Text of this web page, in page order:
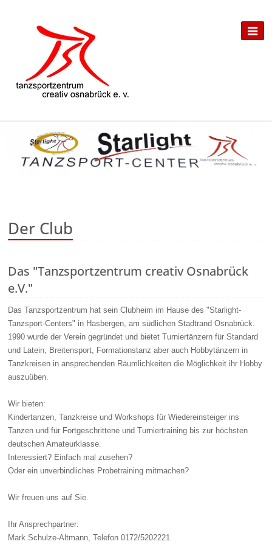
Der Club
Das "Tanzsportzentrum creativ Osnabrück
e.V."
Das Tanzsportzentrum hat sein Clubheim im Hause des "Starlight-
Tanzsport-Centers" in Hasbergen, am südlichen Stadtrand Osnabrück.
1990 wurde der Verein gegründet und bietet Turniertänzern für Standard
und Latein, Breitensport, Formationstanz aber auch Hobbytänzern in
Tanzkreisen in ansprechenden Räumlichkeiten die Möglichkeit ihr Hobby
auszuüben.
Wir bieten:
Kindertanzen, Tanzkreise und Workshops für Wiedereinsteiger ins
Tanzen und für Fortgeschrittene und Turniertraining bis zur höchsten
deutschen Amateurklasse.
Interessiert? Einfach mal zusehen?
Oder ein unverbindliches Probetraining mitmachen?
Wir freuen uns auf Sie.
Ihr Ansprechpartner:
Mark Schulze-Altmann, Telefon 0172/5202221